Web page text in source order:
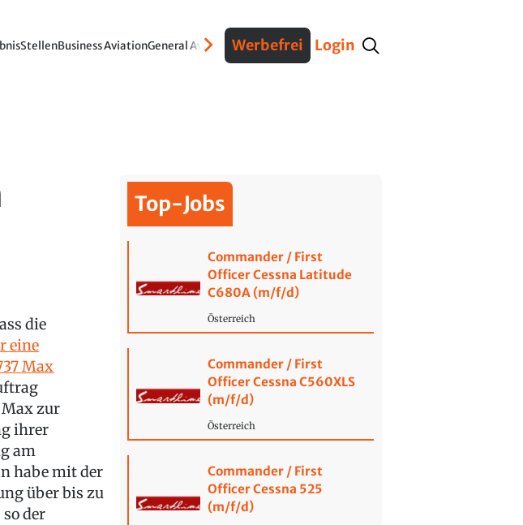
StellenBusiness AviationGeneral AviationVerteidigungInterviews Fracht
Werbefrei Login
die
eine
Max
zur
ihrer
am
habe mit der
über bis zu
so der
Top-Jobs
Commander / First
Officer Cessna Latitude
C680A (m/f/d)
Österreich
Commander / First
Officer Cessna C560XLS
(m/f/d)
Österreich
Commander / First
Officer Cessna 525
(m/f/d)